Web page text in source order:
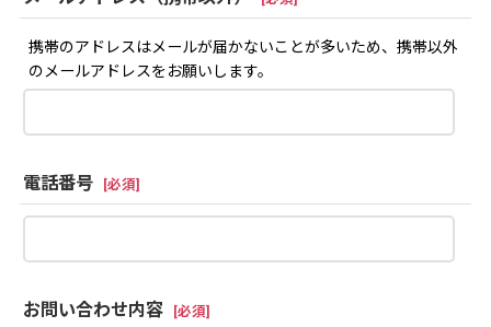
携帯のアドレスはメールが届かないことが多いため、携帯以外
のメールアドレスをお願いします。
電話番号 [必須]
お問い合わせ内容 [必須]